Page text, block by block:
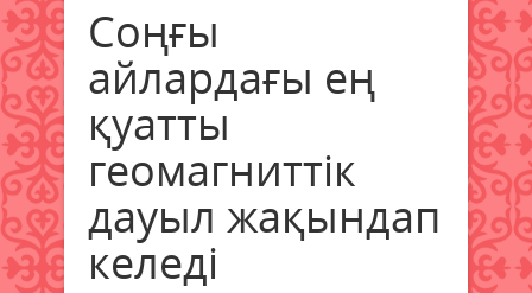
Соңғы
айлардағы ең
қуатты
геомагниттік
дауыл жақындап
келеді